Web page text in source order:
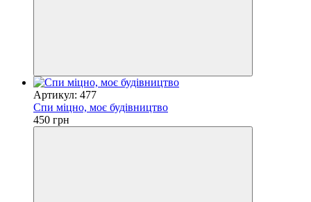
Артикул: 477
Спи міцно, моє будівництво
450 грн